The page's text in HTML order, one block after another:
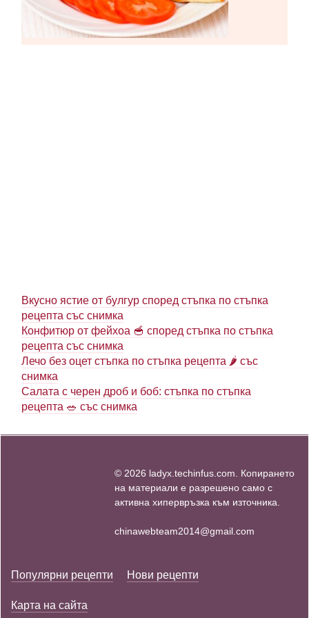
Вкусно ястие от булгур според стъпка по стъпка
рецепта със снимка
Конфитюр от фейхоа 🥣 според стъпка по стъпка
рецепта със снимка
Лечо без оцет стъпка по стъпка рецепта 🌶 със
снимка
Салата с черен дроб и боб: стъпка по стъпка
рецепта 🥗 със снимка
© 2026 ladyx.techinfus.com. Копирането
на материали е разрешено само с
активна хипервръзка към източника.
chinawebteam2014@gmail.com
Популярни рецепти Нови рецепти
Карта на сайта